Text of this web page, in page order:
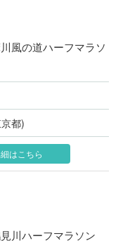
風の道ハーフマラソ
都)
はこちら
川ハーフマラソン